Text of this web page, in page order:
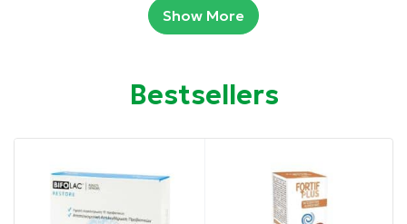
διάρροιας, της διάρροιας του ταξιδιώτη και των
εντερικών λοιμώξεων. Το LACTOTUNE™ Stop χάρη
θερμικά απενεργοποιημένων βακτηρίων γαλακτικού
οξέος και της τεκμηριωμένης κλινικής
μικροχλωρίδας.
Συσκευασία: 6 κάψουλες
Show More
Bestsellers